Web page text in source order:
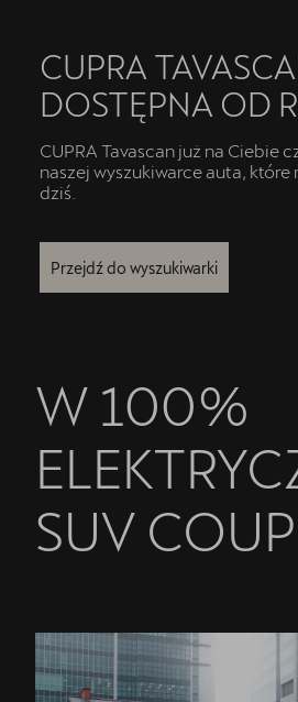
CUPRA
DOSTĘPNA OD
CUPRA Tavascan już na Ciebie
naszej wyszukiwarce auta, które
dziś.
Przejdź do wyszukiwarki
W 100%
SUV